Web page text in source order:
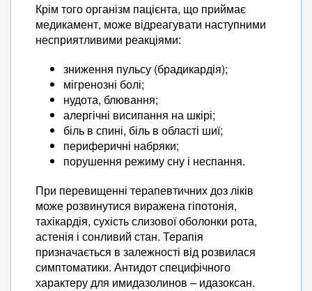
Крім того організм пацієнта, що приймає
медикамент, може відреагувати наступними
несприятливими реакціями:
зниження пульсу (брадикардія);
мігренозні болі;
нудота, блювання;
алергічні висипання на шкірі;
біль в спині, біль в області шиї;
периферичні набряки;
порушення режиму сну і неспання.
При перевищенні терапевтичних доз ліків
може розвинутися виражена гіпотонія,
тахікардія, сухість слизової оболонки рота,
астенія і сонливий стан. Терапія
призначається в залежності від розвилася
симптоматики. Антидот специфічного
характеру для имидазолинов – идазоксан.